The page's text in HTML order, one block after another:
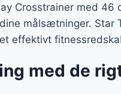
Crosstrainer med
målsætninger.
effektivt
med de